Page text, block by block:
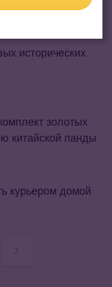
исторических
золотых
китайской панды
курьером домой